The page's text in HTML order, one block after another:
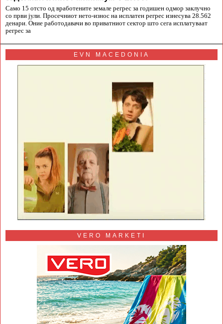
Само 15 отсто од вработените земале регрес за годишен одмор заклучно
со први јули. Просечниот нето-износ на исплатен регрес изнесува 28.562
денари. Оние работодавачи во приватниот сектор што сега исплатуваат
регрес за
EVN MACEDONIA
VERO MARKETI